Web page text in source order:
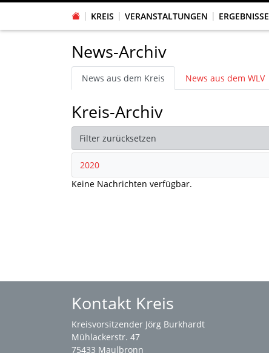
KREIS VERANSTALTUNGEN ERGEBNISSE
News-Archiv
News aus dem Kreis News aus dem WLV
Kreis-Archiv
Filter zurücksetzen
2020
Keine Nachrichten verfügbar.
Kontakt Kreis
Kreisvorsitzender Jörg Burkhardt
Mühlackerstr. 47
75433 Maulbronn